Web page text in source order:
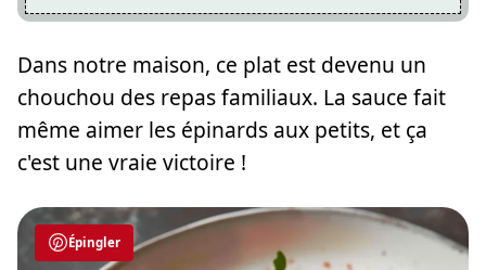
Dans notre maison, ce plat est devenu un
chouchou des repas familiaux. La sauce fait
même aimer les épinards aux petits, et ça
c'est une vraie victoire !
Épingler